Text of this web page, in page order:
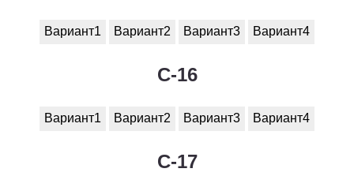
Вариант1 Вариант2 Вариант3 Вариант4
C-16
Вариант1 Вариант2 Вариант3 Вариант4
C-17